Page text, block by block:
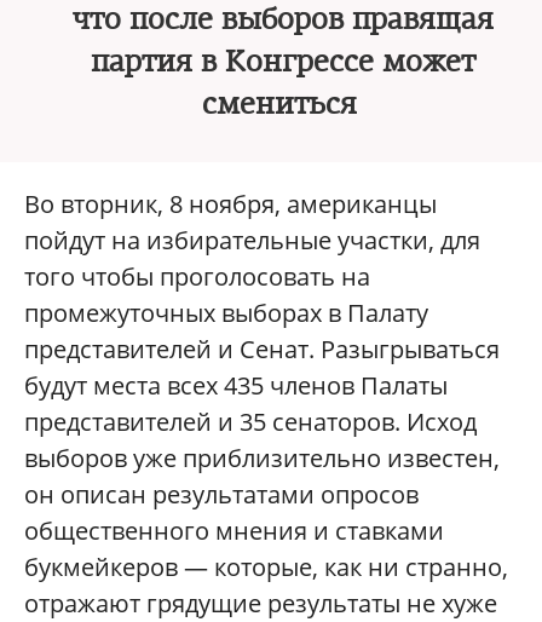
что после выборов правящая
партия в Конгрессе может
смениться
Во вторник, 8 ноября, американцы
пойдут на избирательные участки, для
того чтобы проголосовать на
промежуточных выборах в Палату
представителей и Сенат. Разыгрываться
будут места всех 435 членов Палаты
представителей и 35 сенаторов. Исход
выборов уже приблизительно известен,
он описан результатами опросов
общественного мнения и ставками
букмейкеров — которые, как ни странно,
отражают грядущие результаты не хуже